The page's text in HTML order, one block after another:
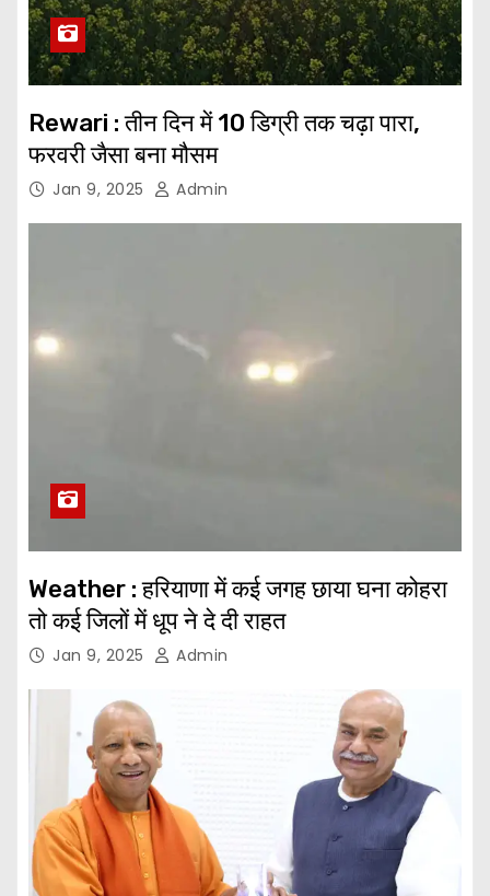
Rewari : तीन दिन में 10 डिग्री तक चढ़ा पारा,
फरवरी जैसा बना मौसम
Jan 9, 2025 Admin
Weather : हरियाणा में कई जगह छाया घना कोहरा
तो कई जिलों में धूप ने दे दी राहत
Jan 9, 2025 Admin